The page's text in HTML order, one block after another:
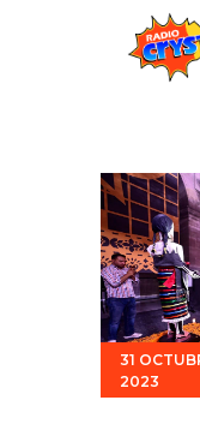
Eventos
Noticias
Para ti
Contacto
31
2023